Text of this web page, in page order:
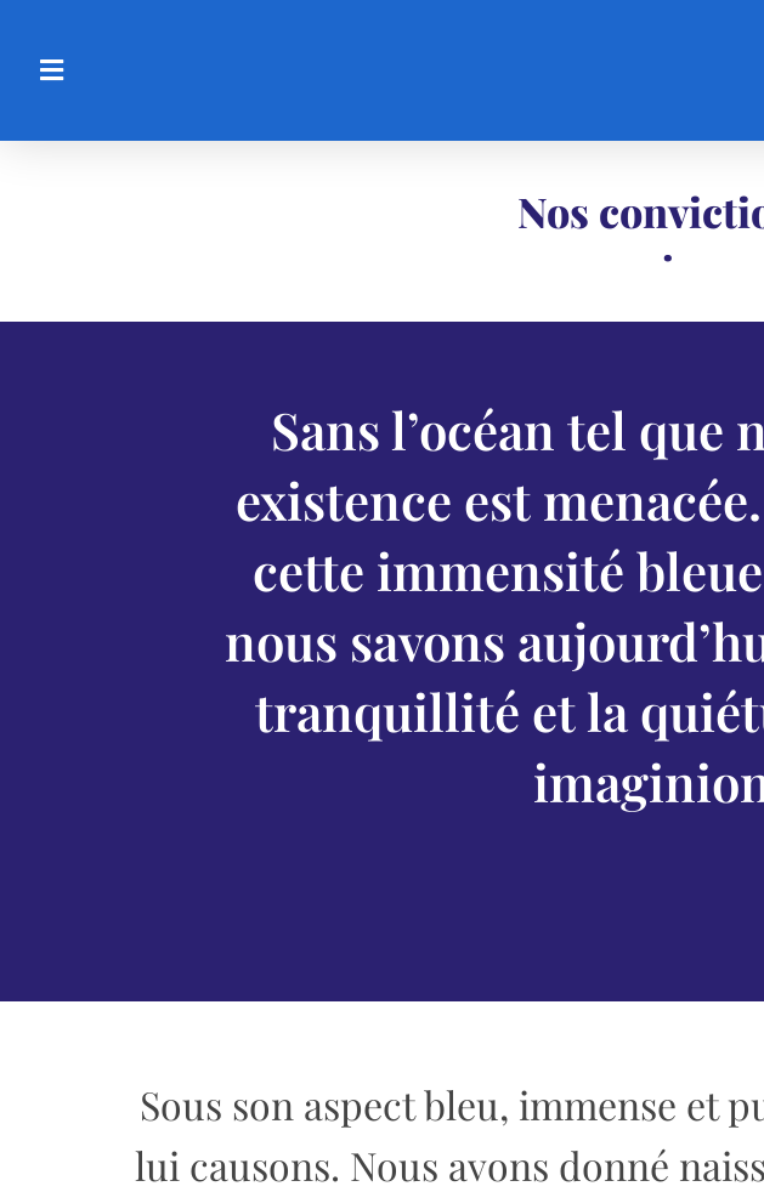
Nos
·
Sans l’océan tel
existence est
cette immensité
nous savons
tranquillité et la
Sous son aspect bleu, immense et
lui causons. Nous avons donné